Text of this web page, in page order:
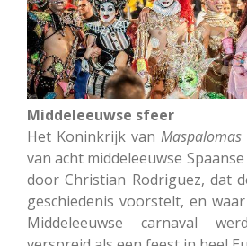
Middeleeuwse sfeer
Het Koninkrijk van Maspalomas
van acht middeleeuwse
door Christian Rodriguez, dat
geschiedenis voorstelt, en
Middeleeuwse carnaval